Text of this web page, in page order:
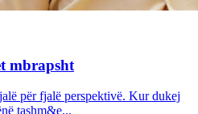
mbrapsht
për fjalë perspektivë. Kur dukej
tashm&e...